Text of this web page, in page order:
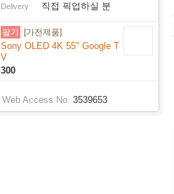
Delivery 직접 픽업하실 분
팔기 [가전제품]
Sony OLED 4K 55" Google T
V
300
Web Access No. 3539653